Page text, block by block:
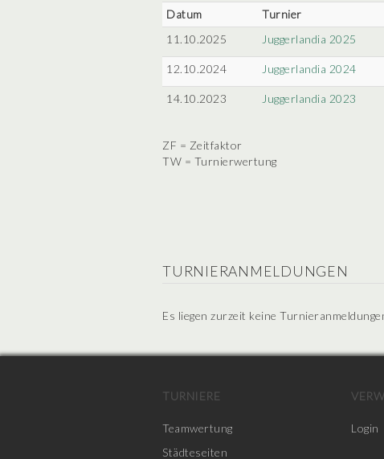
Datum Turnier
11.10.2025
Juggerlandia 2025
12.10.2024 Juggerlandia 2024
14.10.2023 Juggerlandia 2023
ZF = Zeitfaktor
TW = Turnierwertung
TURNIERANMELDUNGEN
Es liegen zurzeit keine
TURNIERE
Teamwertung
Städteseiten
Login